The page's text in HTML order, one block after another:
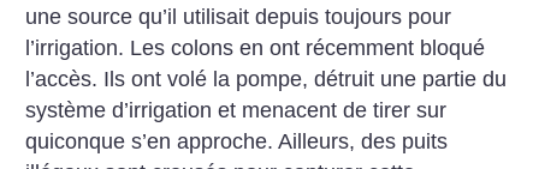
une source qu’il utilisait depuis toujours pour
l’irrigation. Les colons en ont récemment bloqué
l’accès. Ils ont volé la pompe, détruit une partie du
système d’irrigation et menacent de tirer sur
quiconque s’en approche. Ailleurs, des puits